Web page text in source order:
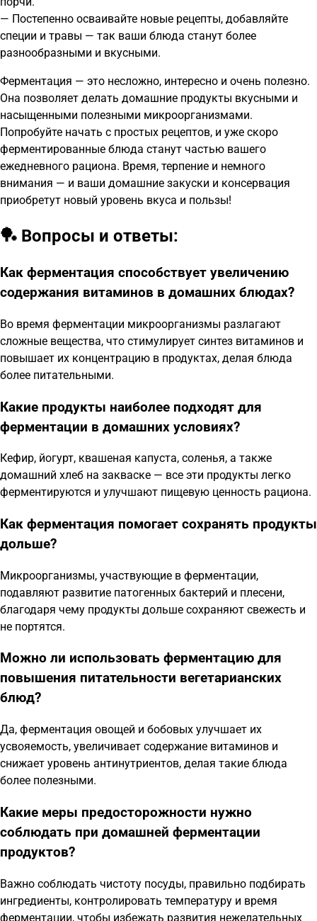
— Постепенно осваивайте новые рецепты, добавляйте
специи и травы — так ваши блюда станут более
разнообразными и вкусными.
Ферментация — это несложно, интересно и очень полезно.
Она позволяет делать домашние продукты вкусными и
насыщенными полезными микроорганизмами.
Попробуйте начать с простых рецептов, и уже скоро
ферментированные блюда станут частью вашего
ежедневного рациона. Время, терпение и немного
внимания — и ваши домашние закуски и консервация
приобретут новый уровень вкуса и пользы!
🏓 Вопросы и ответы:
Как ферментация способствует увеличению
содержания витаминов в домашних блюдах?
Во время ферментации микроорганизмы разлагают
сложные вещества, что стимулирует синтез витаминов и
повышает их концентрацию в продуктах, делая блюда
более питательными.
Какие продукты наиболее подходят для
ферментации в домашних условиях?
Кефир, йогурт, квашеная капуста, соленья, а также
домашний хлеб на закваске — все эти продукты легко
ферментируются и улучшают пищевую ценность рациона.
Как ферментация помогает сохранять продукты
дольше?
Микроорганизмы, участвующие в ферментации,
подавляют развитие патогенных бактерий и плесени,
благодаря чему продукты дольше сохраняют свежесть и
не портятся.
Можно ли использовать ферментацию для
повышения питательности вегетарианских
блюд?
Да, ферментация овощей и бобовых улучшает их
усвояемость, увеличивает содержание витаминов и
снижает уровень антинутриентов, делая такие блюда
более полезными.
Какие меры предосторожности нужно
соблюдать при домашней ферментации
продуктов?
Важно соблюдать чистоту посуды, правильно подбирать
ингредиенты, контролировать температуру и время
ферментации, чтобы избежать развития нежелательных